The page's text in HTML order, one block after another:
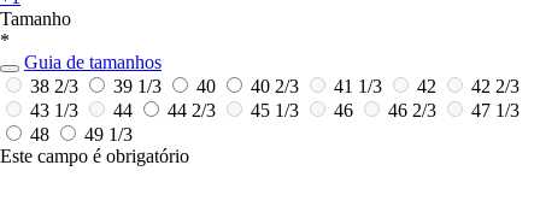
Tamanho
*
Guia de tamanhos
38 2/3
39 1/3 40 40 2/3 41 1/3 42
42 2/3
43 1/3
44 44 2/3 45 1/3 46 46 2/3
47 1/3
48
49 1/3
Este campo é obrigatório